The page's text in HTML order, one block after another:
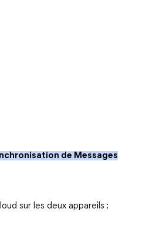
de Messages
sur les deux appareils :